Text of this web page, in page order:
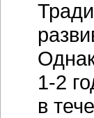
1-2
в